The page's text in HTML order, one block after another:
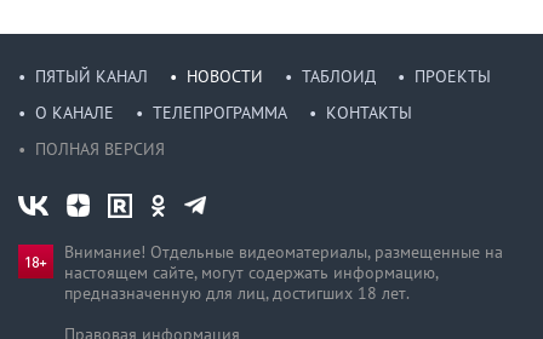
ПЯТЫЙ КАНАЛ НОВОСТИ ТАБЛОИД
ПРОЕКТЫ
О КАНАЛЕ
ТЕЛЕПРОГРАММА
КОНТАКТЫ
ПОЛНАЯ ВЕРСИЯ
Внимание! Отдельные видеоматериалы, размещенные на
настоящем сайте, могут содержать информацию,
предназначен­ную для лиц, достигших 18 лет.
Правовая информация